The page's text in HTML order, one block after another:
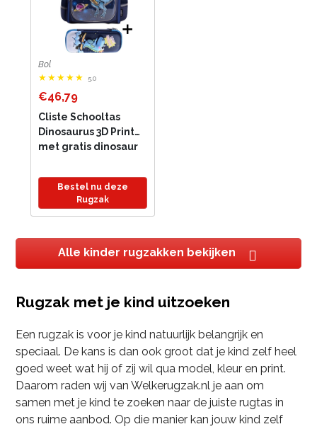
Bol
5.0
€46,79
Cliste Schooltas
Dinosaurus 3D Print
met gratis dinosaur
Rugzak Jongens,
Rugtas Kind,
Schooltas Jongen,
Schoolrugzak -...
Bestel nu deze
Rugzak
Alle kinder rugzakken bekijken
Rugzak met je kind uitzoeken
Een rugzak is voor je kind natuurlijk belangrijk en
speciaal. De kans is dan ook groot dat je kind zelf heel
goed weet wat hij of zij wil qua model, kleur en print.
Daarom raden wij van Welkerugzak.nl je aan om
samen met je kind te zoeken naar de juiste rugtas in
ons ruime aanbod. Op die manier kan jouw kind zelf